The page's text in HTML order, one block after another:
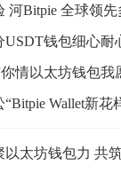
河Bitpie 全球领
钱包细心耐
情以太坊钱包我
Wallet新花
太坊钱包力 共